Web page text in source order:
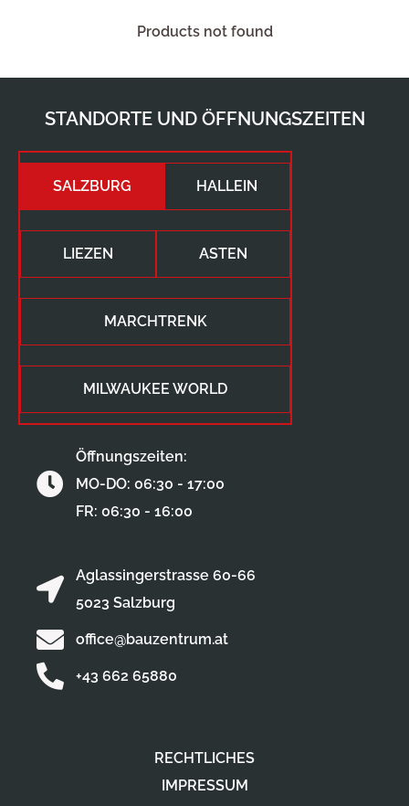
Products not found
RECHTLICHES
IMPRESSUM
STANDORTE UND ÖFFNUNGSZEITEN
SALZBURG HALLEIN
LIEZEN ASTEN
MARCHTRENK
MILWAUKEE WORLD
Aglassingerstrasse 60-66
5023 Salzburg
office@bauzentrum.at
+43 662 65880
Öffnungszeiten:
MO-DO: 06:30 - 17:00
FR: 06:30 - 16:00